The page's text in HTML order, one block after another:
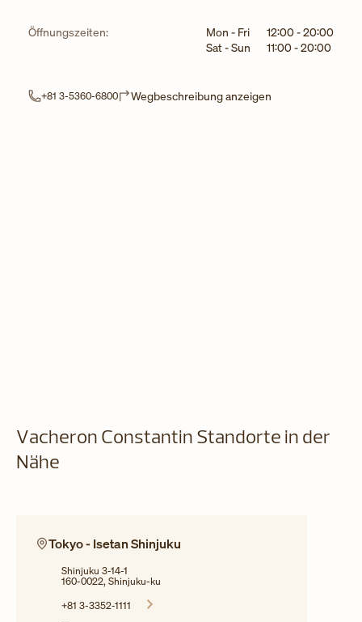
Öffnungszeiten: Wochentag Stunden
Mon - Fri 12:00-20:00
Sat - Sun
11:00-20:00
+81 3-5360-6800 Wegbeschreibung anzeigen
Vacheron Constantin Standorte in der
Nähe
Tokyo - Isetan Shinjuku
Shinjuku 3-14-1
160-0022, Shinjuku-ku
+81 3-3352-1111